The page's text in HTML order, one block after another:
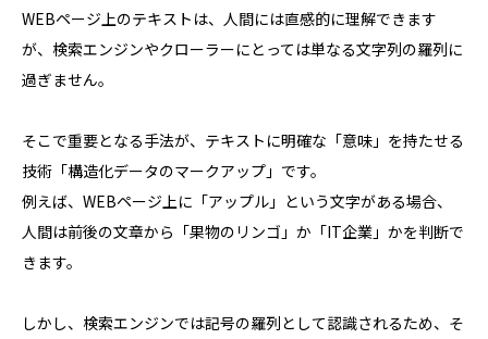
WEBページ上のテキストは、人間には直感的に理解できます
が、検索エンジンやクローラーにとっては単なる文字列の羅列に
過ぎません。
そこで重要となる手法が、テキストに明確な「意味」を持たせる
技術「構造化データのマークアップ」です。
例えば、WEBページ上に「アップル」という文字がある場合、
人間は前後の文章から「果物のリンゴ」か「IT企業」かを判断で
きます。
しかし、検索エンジンでは記号の羅列として認識されるため、そ